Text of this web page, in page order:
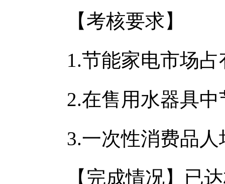
【考核要求】
1.节能家电市场占
2.在售用水器具中
3.一次性消费品人
【完成情况】已达